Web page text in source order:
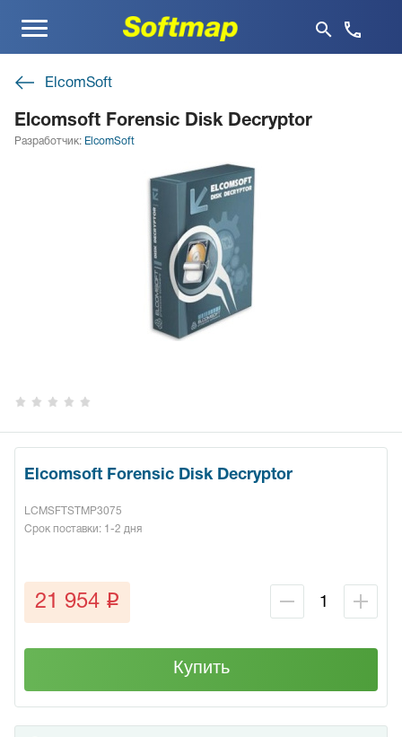
Меню
ElcomSoft
Elcomsoft Forensic Disk Decryptor
Разработчик: ElcomSoft
Elcomsoft Forensic Disk Decryptor
LCMSFTSTMP3075
Срок поставки: 1-2 дня
21 954 q
Купить